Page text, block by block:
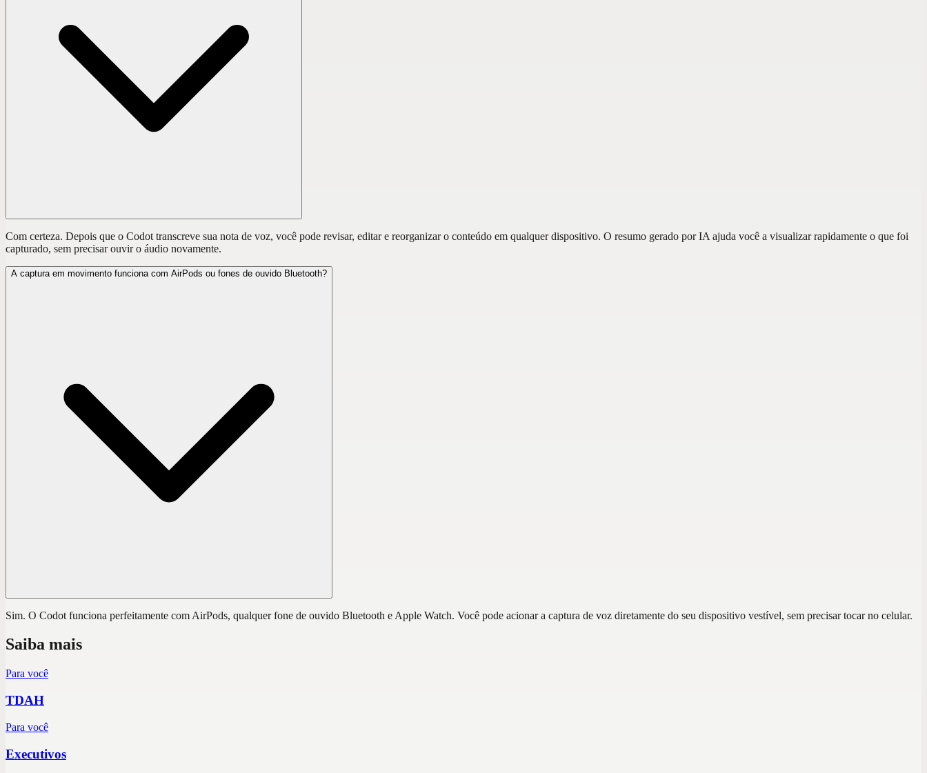
Com certeza. Depois que o Codot transcreve sua nota de voz, você pode revisar, editar e reorganizar o conteúdo em qualquer dispositivo. O resumo gerado por IA ajuda você a visualizar rapidamente o que foi
capturado, sem precisar ouvir o áudio novamente.
A captura em movimento funciona com AirPods ou fones de ouvido Bluetooth?
Sim. O Codot funciona perfeitamente com AirPods, qualquer fone de ouvido Bluetooth e Apple Watch. Você pode acionar a captura de voz diretamente do seu dispositivo vestível, sem precisar tocar no celular.
Saiba mais
Para você
TDAH
Para você
Executivos